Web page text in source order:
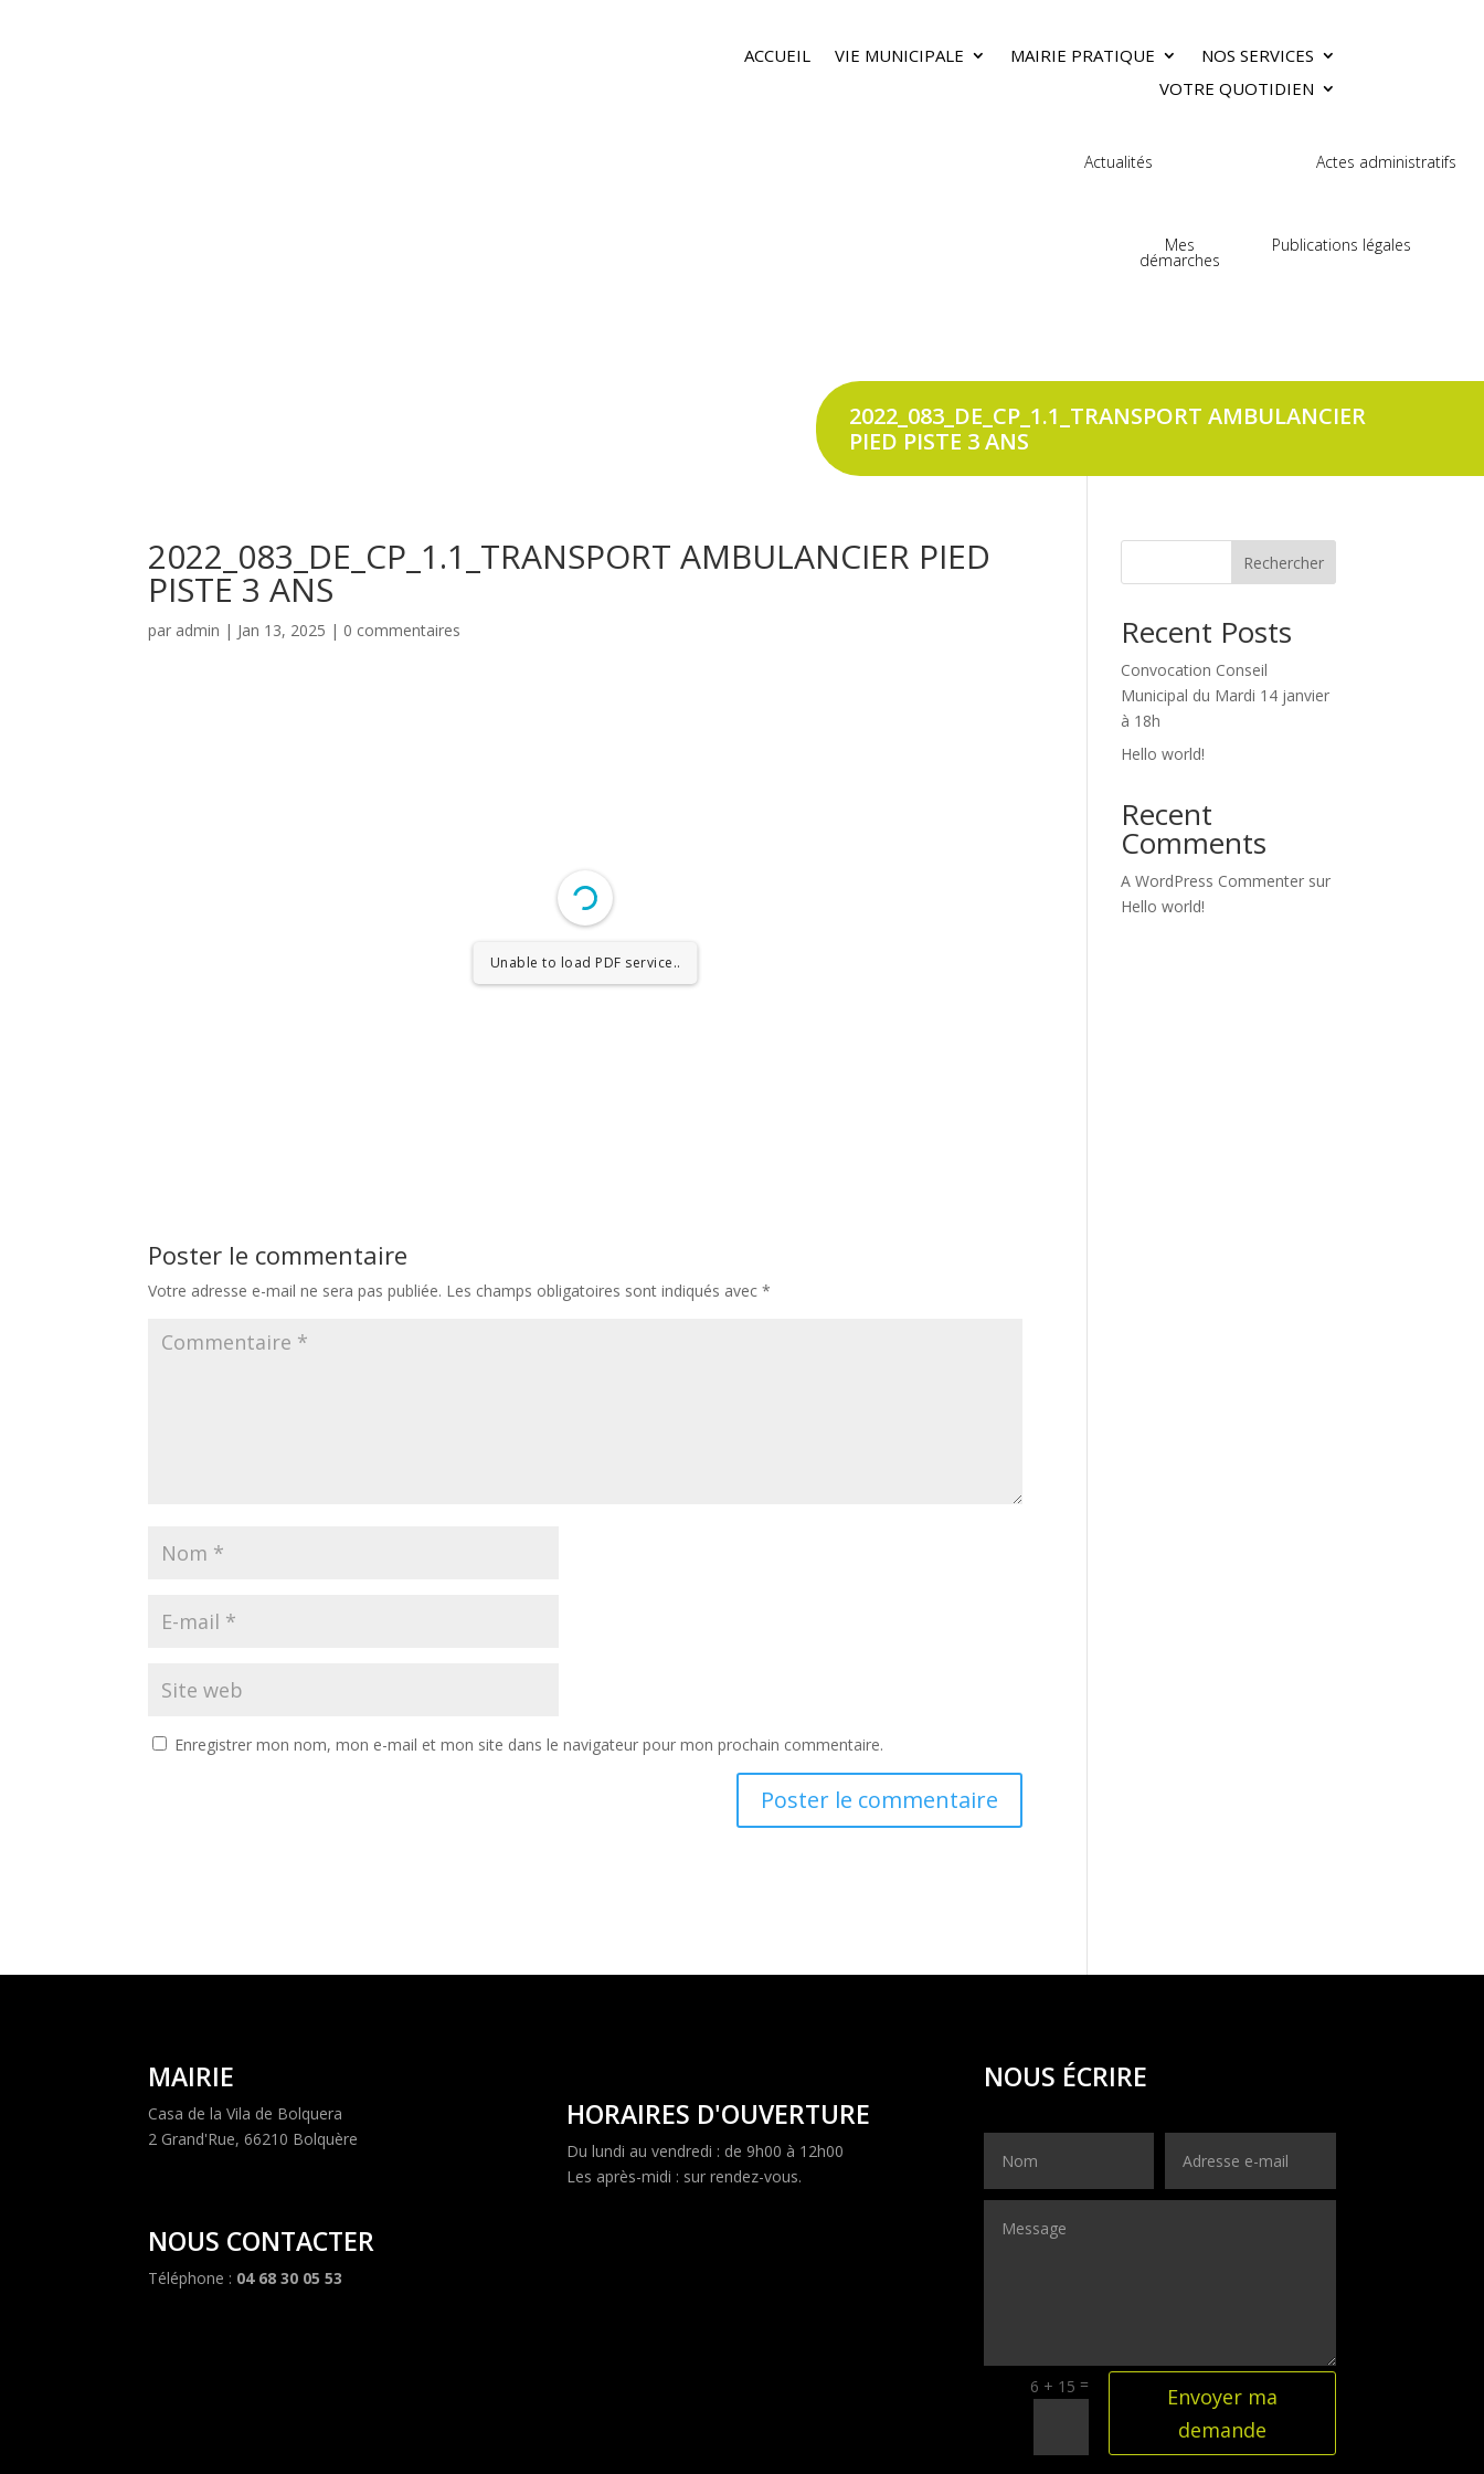
ACCUEIL VIE MUNICIPALE MAIRIE PRATIQUE
NOS SERVICES
VOTRE QUOTIDIEN
Actualités Actes administratifs
Mes
démarches
Publications légales
2022_083_DE_CP_1.1_TRANSPORT AMBULANCIER
PIED PISTE 3 ANS
2022_083_DE_CP_1.1_TRANSPORT AMBULANCIER PIED
PISTE 3 ANS
par admin | Jan 13, 2025 | 0 commentaires
Unable to load PDF service..
Poster le commentaire
Votre adresse e-mail ne sera pas publiée. Les champs obligatoires sont indiqués avec*
Enregistrer mon nom, mon e-mail et mon site dans le navigateur pour mon prochain commentaire.
Rechercher
Recent Posts
Convocation Conseil
Municipal du Mardi 14 janvier
à 18h
Hello world!
Recent
Comments
A WordPress Commenter sur
Hello world!
MAIRIE
Casa de la Vila de Bolquera
2 Grand'Rue, 66210 Bolquère
NOUS CONTACTER
Téléphone : 04 68 30 05 53
HORAIRES D'OUVERTURE
Du lundi au vendredi : de 9h00 à 12h00
Les après-midi : sur rendez-vous.
NOUS ÉCRIRE
6 + 15 =
Envoyer ma
demande